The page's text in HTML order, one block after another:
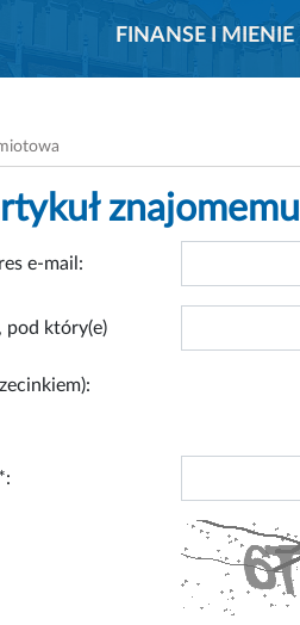
FINANSE I MIENIE
znajomemu
e-mail:
pod który(e)